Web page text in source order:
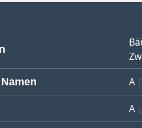
A
A